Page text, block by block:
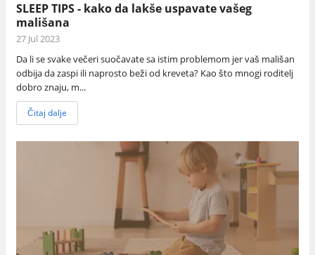
SLEEP TIPS - kako da lakše uspavate vašeg
mališana
27 Jul 2023
Da li se svake večeri suočavate sa istim problemom jer vaš mališan
odbija da zaspi ili naprosto beži od kreveta? Kao što mnogi roditelj
dobro znaju, m...
Čitaj dalje